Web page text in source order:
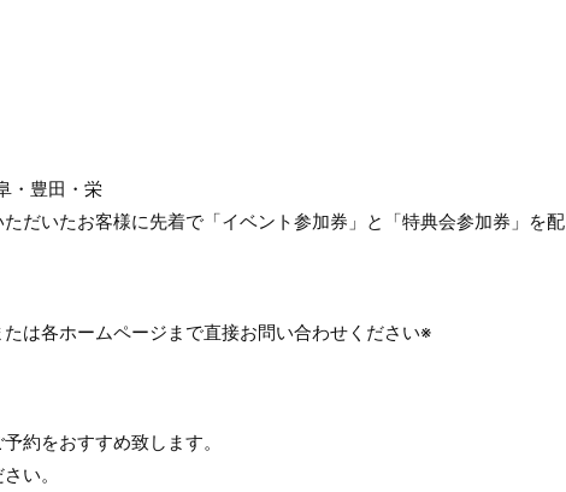
・豊田・栄
だいたお客様に先着で「イベント参加券」と「特典会参加券」を配
は各ホームページまで直接お問い合わせください※
約をおすすめ致します。
い。